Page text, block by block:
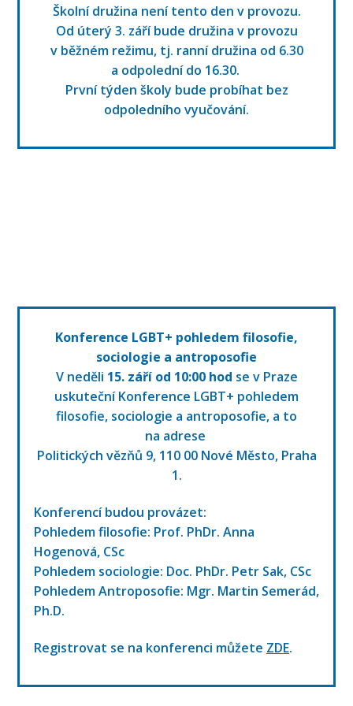
Školní družina není tento den v provozu.
Od úterý 3. září bude družina v provozu
v běžném režimu, tj. ranní družina od 6.30
a odpolední do 16.30.
První týden školy bude probíhat bez
odpoledního vyučování.
Konference LGBT+ pohledem filosofie,
sociologie a antroposofie
V neděli 15. září od 10:00 hod se v Praze
uskuteční Konference LGBT+ pohledem
filosofie, sociologie a antroposofie, a to
na adrese
Politických vězňů 9, 110 00 Nové Město, Praha
1.
Konferencí budou provázet:
Pohledem filosofie: Prof. PhDr. Anna
Hogenová, CSc
Pohledem sociologie: Doc. PhDr. Petr Sak, CSc
Pohledem Antroposofie: Mgr. Martin Semerád,
Ph.D.
Registrovat se na konferenci můžete ZDE.